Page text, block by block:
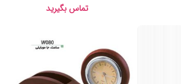
تماس بگیرید